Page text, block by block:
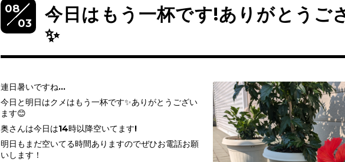
08
03
今日はもう一杯です!ありがとうご
✨
連日暑いですね…
今日と明日はクメはもう一杯です✨ありがとうござい
ます😊
奥さんは今日は14時以降空いてます!
明日もまだ空いてる時間ありますのでぜひお電話お願
いします！